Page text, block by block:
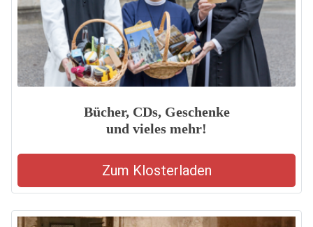
Bücher, CDs, Geschenke
und vieles mehr!
Zum Klosterladen